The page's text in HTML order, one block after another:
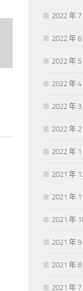
2022 年 7
2022 年 6
2022 年 5
2022 年 4
2022 年 3
2022 年 2
2022 年 1
2021 年
2021 年
2021 年
2021 年 9
2021 年 8
2021 年 7